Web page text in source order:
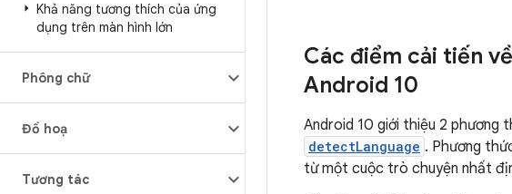
Khả năng tương thích của ứng
dụng trên màn hình lớn
Phông chữ
Đồ hoạ
Tương tác
Các điểm cải tiến
Android 10
Android 10 giới thiệu 2 phương
detectLanguage . Phương
từ một cuộc trò chuyện nhất